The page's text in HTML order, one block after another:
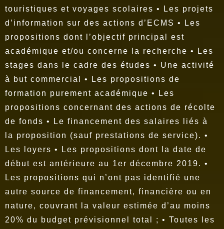
touristiques et voyages scolaires • Les projets
d’information sur des actions d’ECMS • Les
propositions dont l’objectif principal est
académique et/ou concerne la recherche • Les
stages dans le cadre des études • Une activité
à but commercial • Les propositions de
formation purement académique • Les
propositions concernant des actions de récolte
de fonds • Le financement des salaires liés à
la proposition (sauf prestations de service). •
Les loyers • Les propositions dont la date de
début est antérieure au 1er décembre 2019. •
Les propositions qui n’ont pas identifié une
autre source de financement, financière ou en
nature, couvrant la valeur estimée d’au moins
20% du budget prévisionnel total ; • Toutes les